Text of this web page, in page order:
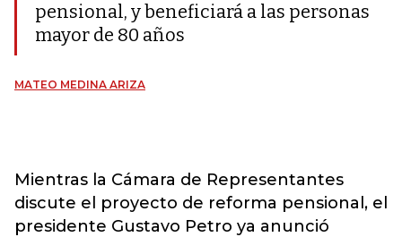
pensional, y beneficiará a las personas
mayor de 80 años
MATEO MEDINA ARIZA
Mientras la Cámara de Representantes
discute el proyecto de reforma pensional, el
presidente Gustavo Petro ya anunció